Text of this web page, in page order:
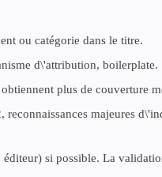
ou catégorie dans le titre.
d\'attribution, boilerplate.
plus de couverture
reconnaissances majeures
si possible. La